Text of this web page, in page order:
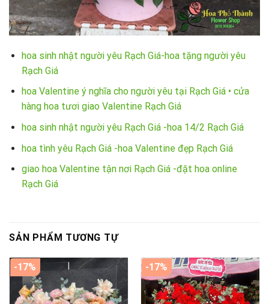
hoa sinh nhật người yêu Rạch Giá-hoa tặng người yêu
Rạch Giá
hoa Valentine ý nghĩa cho người yêu tại Rạch Giá • cửa
hàng hoa tươi giao Valentine Rạch Giá
hoa sinh nhật người yêu Rạch Giá -hoa 14/2 Rạch Giá
hoa tình yêu Rạch Giá -hoa Valentine đẹp Rạch Giá
giao hoa Valentine tận nơi Rạch Giá -đặt hoa online
Rạch Giá
SẢN PHẨM TƯƠNG TỰ
-17% -17%